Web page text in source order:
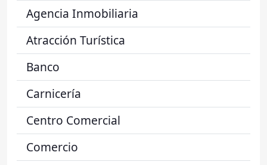
Agencia Inmobiliaria
Atracción Turística
Banco
Carnicería
Centro Comercial
Comercio